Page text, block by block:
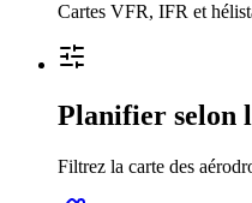
Cartes VFR, IFR et
Planifier selon
Filtrez la carte des